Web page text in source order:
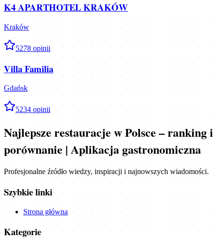
K4 APARTHOTEL KRAKÓW
Kraków
5278 opinii
Villa Familia
Gdańsk
5234 opinii
Najlepsze restauracje w Polsce – ranking i
porównanie | Aplikacja gastronomiczna
Profesjonalne źródło wiedzy, inspiracji i najnowszych wiadomości.
Szybkie linki
Strona główna
Kategorie